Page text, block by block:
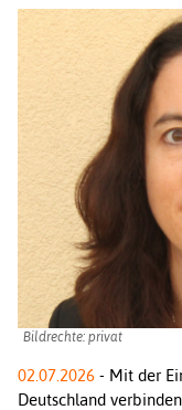
Bildrechte: privat
02.07.2026 - Mit der
Deutschland